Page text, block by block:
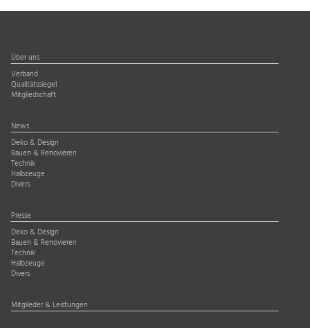
Über uns
Verband
Qualitätssiegel
Mitgliedschaft
News
Deko & Design
Bauen & Renovieren
Technik
Halbzeuge
Divers
Presse
Deko & Design
Bauen & Renovieren
Technik
Halbzeuge
Divers
Mitglieder & Leistungen